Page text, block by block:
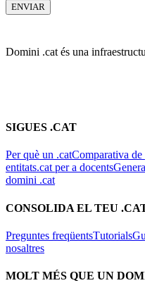
ENVIAR
Domini .cat és una
SIGUES .CAT
Per què un .catComparativa de
entitats.cat per a docents
domini .cat
CONSOLIDA EL TEU
Preguntes freqüentsTutorials
nosaltres
MOLT MÉS QUE UN